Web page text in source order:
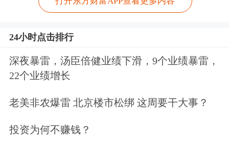
公积金的，最高可贷款额度调整为60万
元；
关于支持改善性住房需求的通知提出：
请改善性住房公积金贷款。
关于支持提取住房公积金支付购房首付
24小时点击排行
深夜暴雷，汤臣倍健业绩下滑，9个业绩暴雷，
22个业绩增长
老美非农爆雷 北京楼市松绑 这周要干大事？
投资为何不赚钱？